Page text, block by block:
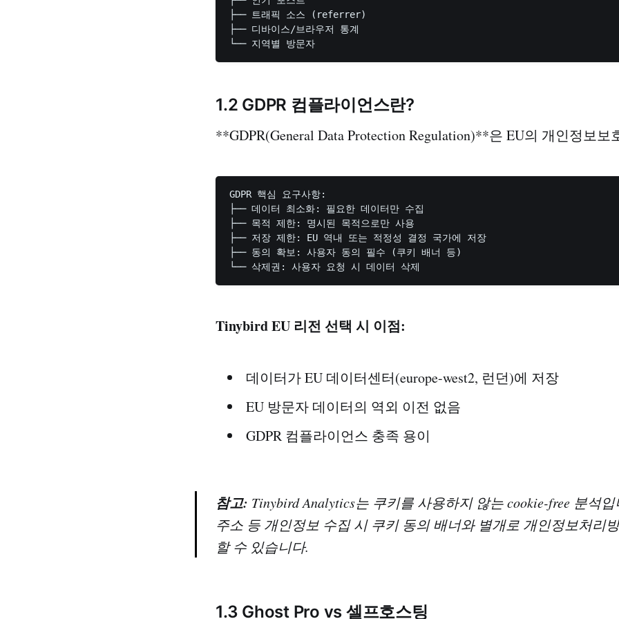
├── 트래픽 소스 (referrer)
├── 디바이스/브라우저 통계
1.2 GDPR 컴플라이언스란?
**GDPR(General Data Protection Regulation)**은 EU의 개인정보보
GDPR 핵심 요구사항:
├── 데이터 최소화: 필요한 데이터만 수집
├── 목적 제한: 명시된 목적으로만 사용
├── 저장 제한: EU 역내 또는 적정성 결정 국가에 저장
├── 동의 확보: 사용자 동의 필수 (쿠키 배너 등)
Tinybird EU 리전 선택 시 이점:
데이터가 EU 데이터센터(europe-west2, 런던)에 저장
EU 방문자 데이터의 역외 이전 없음
GDPR 컴플라이언스 충족 용이
참고: Tinybird Analytics는 쿠키를 사용하지 않는 cookie-free 분석
주소 등 개인정보 수집 시 쿠키 동의 배너와 별개로 개인정보처리
할 수 있습니다.
1.3 Ghost Pro vs 셀프호스팅